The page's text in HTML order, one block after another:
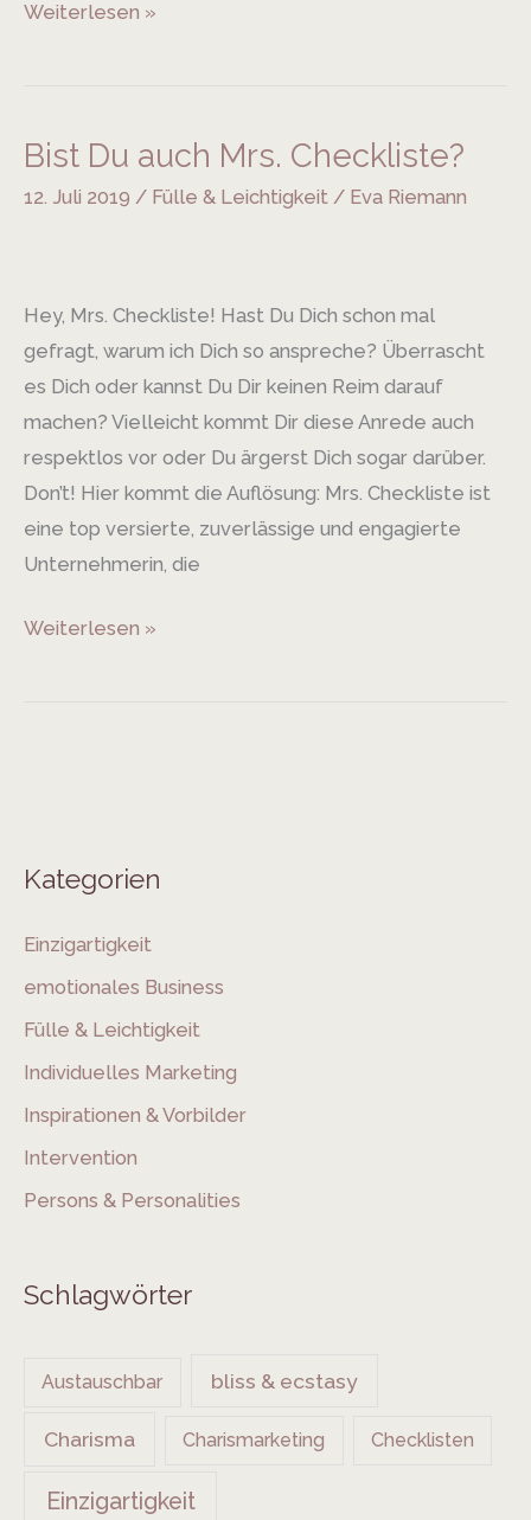
Weiterlesen »
Bist Du auch Mrs. Checkliste?
12. Juli 2019 / Fülle & Leichtigkeit / Eva Riemann
Hey, Mrs. Checkliste! Hast Du Dich schon mal
gefragt, warum ich Dich so anspreche? Überrascht
es Dich oder kannst Du Dir keinen Reim darauf
machen? Vielleicht kommt Dir diese Anrede auch
respektlos vor oder Du ärgerst Dich sogar darüber.
Don’t! Hier kommt die Auflösung: Mrs. Checkliste ist
eine top versierte, zuverlässige und engagierte
Unternehmerin, die
Bist
Du
Weiterlesen »
Kategorien
Einzigartigkeit
emotionales Business
Fülle & Leichtigkeit
Individuelles Marketing
Inspirationen & Vorbilder
Intervention
Persons & Personalities
Schlagwörter
Austauschbar bliss & ecstasy
Charisma Charismarketing Checklisten
Einzigartigkeit